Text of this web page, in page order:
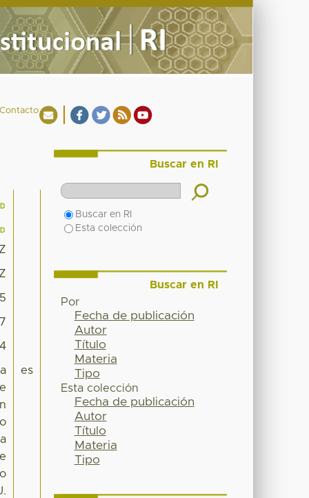
Contacto
es
Buscar en RI
Buscar en RI
Esta colección
Buscar en RI
Por
Fecha de publicación
Autor
Título
Materia
Tipo
Esta colección
Fecha de publicación
Autor
Título
Materia
Tipo